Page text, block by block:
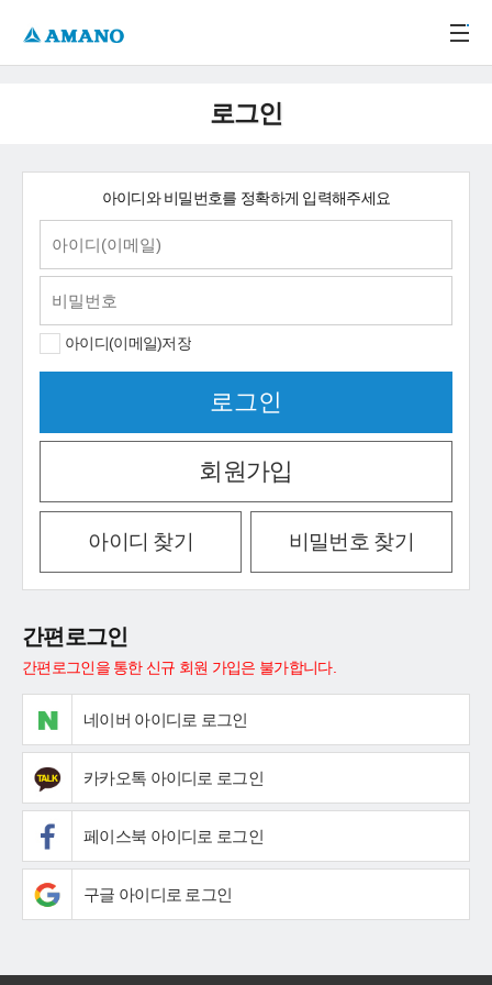
로그인
아이디와 비밀번호를 정확하게 입력해주세요
아이디(이메일)저장
회원가입
아이디 찾기 비밀번호 찾기
간편로그인
간편로그인을 통한 신규 회원 가입은 불가합니다.
네이버 아이디로 로그인
카카오톡 아이디로 로그인
페이스북 아이디로 로그인
구글 아이디로 로그인